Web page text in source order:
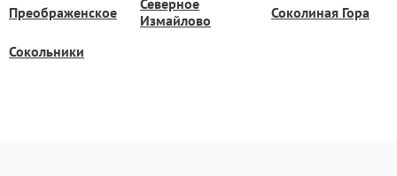
Преображенское
Северное
Измайлово
Соколиная Гора
Сокольники